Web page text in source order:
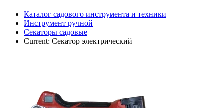
Каталог садового инструмента и техники
Инструмент ручной
Секаторы садовые
Current: Секатор электрический